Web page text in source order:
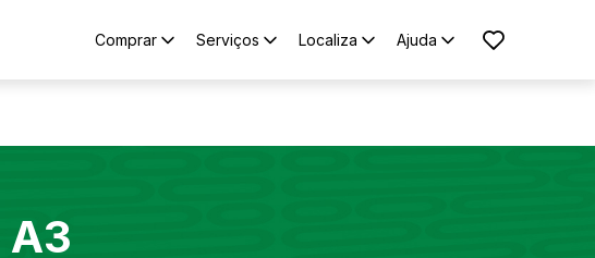
Comprar Serviços Localiza Ajuda
A3